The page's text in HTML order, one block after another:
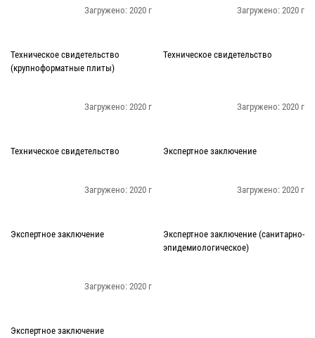
Загружено: 2020 г
Техническое свидетельство
(крупноформатные плиты)
Загружено: 2020 г
Техническое свидетельство
Загружено: 2020 г
Техническое свидетельство
Загружено: 2020 г
Экспертное заключение
Загружено: 2020 г
Экспертное заключение
Загружено: 2020 г
Экспертное заключение (санитарно-
эпидемиологическое)
Загружено: 2020 г
Экспертное заключение